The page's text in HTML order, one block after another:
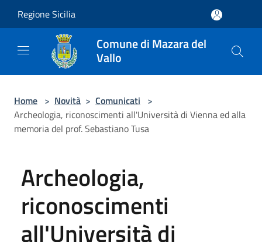
Regione Sicilia
Comune di Mazara del
Vallo
Home > Novità > Comunicati >
Archeologia, riconoscimenti all'Università di Vienna ed alla
memoria del prof. Sebastiano Tusa
Archeologia,
riconoscimenti
all'Università di